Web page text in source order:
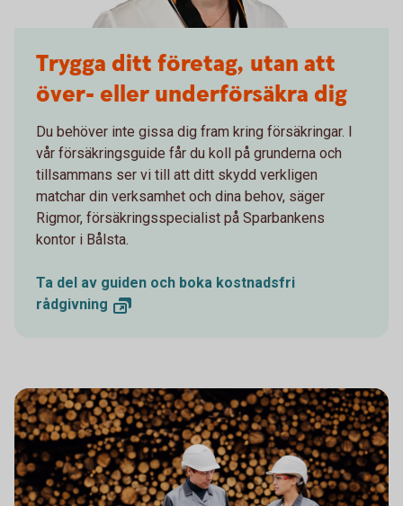
Trygga ditt företag, utan att
över- eller underförsäkra dig
Du behöver inte gissa dig fram kring försäkringar. I
vår försäkringsguide får du koll på grunderna och
tillsammans ser vi till att ditt skydd verkligen
matchar din verksamhet och dina behov, säger
Rigmor, försäkringsspecialist på Sparbankens
kontor i Bålsta.
Ta del av guiden och boka kostnadsfri
rådgivning